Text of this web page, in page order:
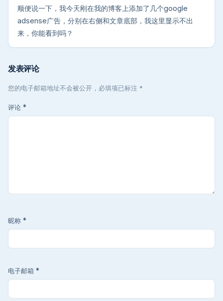
顺便说一下，我今天刚在我的博客上添加了几个google
adsense广告，分别在右侧和文章底部，我这里显示不出
来，你能看到吗？
发表评论
您的电子邮箱地址不会被公开，必填项已标注 *
评论 *
昵称 *
电子邮箱 *